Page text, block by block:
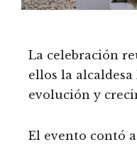
La celebración
ellos la alcaldesa
evolución y
El evento contó